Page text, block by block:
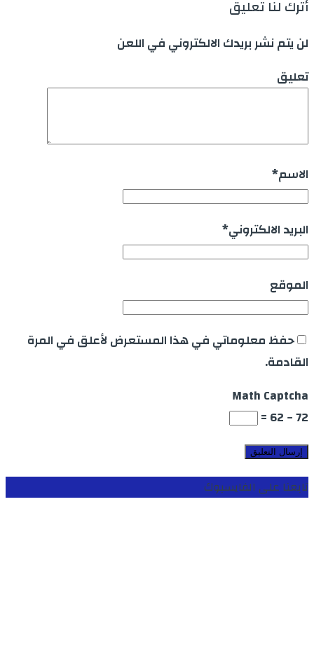
أترك لنا تعليق
لن يتم نشر بريدك الالكتروني في اللعن
تعليق
الاسم*
البريد الالكتروني*
الموقع
حفظ معلوماتي في هذا المستعرض لأعلق في المرة
القادمة.
Math Captcha
72 − 62 =
تابعنا على الفايسبوك